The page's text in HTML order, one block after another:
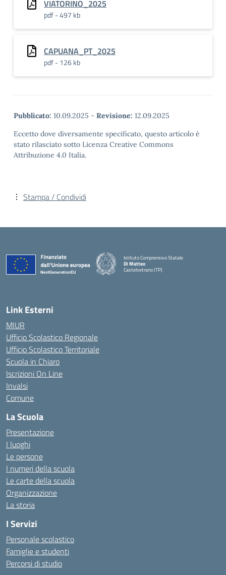
VIATORINO_2025
pdf - 497 kb
CAPUANA_PT_2025
pdf - 126 kb
Pubblicato: 10.09.2025 - Revisione: 12.09.2025
Eccetto dove diversamente specificato, questo articolo è
stato rilasciato sotto Licenza Creative Commons
Attribuzione 4.0 Italia.
Stampa / Condividi
Istituto Comprensivo Statale
Di Matteo
Castelvetrano (TP)
Link Esterni
MIUR
Ufficio Scolastico Regionale
Ufficio Scolastico Territoriale
Scuola in Chiaro
Iscrizioni On Line
Invalsi
Comune
La Scuola
Presentazione
I luoghi
Le persone
I numeri della scuola
Le carte della scuola
Organizzazione
La storia
I Servizi
Personale scolastico
Famiglie e studenti
Percorsi di studio